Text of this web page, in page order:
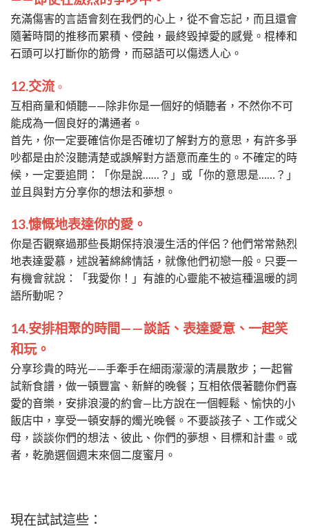
充滿傷害的言語會刻在我們的心上，從不會忘記，而且還會
隨著時間的推移而累積、侵蝕，最終毀掉愛的感覺。棍棒和
石頭可以打斷你的筋骨，而惡語可以傷透人心。
12.交流 。
互相商量和傾聽——除非你是一個好的傾聽者，不然你不可
能成為一個良好的溝通者。
首先，你一定要確信你是否確切了解對方的意思，有許多爭
吵都是由於沒聽清楚或誤解對方語意而產生的。不確定的時
候，一定要追問：「你是說……？」或「你的意思是……？」
並且與對方分享你的想法和夢想。
13.慷慨地表達你的愛。
你是否觀察過那些長期保持浪漫生活的伴侶？他們常常熱烈
地表達愛慕，述說著綿綿情話，就像他們初戀一般。只要一
有機會就說：「我愛你！」有誰的心靈能不被這種溫暖的詞
語所動呢？
14.安排相聚的時間——談話、表達愛意、一起笑
和玩。
分享珍貴的時光——手牽手在細雨濛濛的清晨散步；一起嘗
試新食譜，做一頓豐富、新鮮的晚餐；互相依偎著聽你們喜
愛的音樂，安排浪漫的約會—比方說在一個輕鬆、愉快的小
飯店中，享受一頓安靜的燭光晚餐。不要談孩子、工作或父
母，談談你們的想法、彼此、你們的夢想、目標和計畫。或
者，乾脆選個週末來個二度蜜月。
現在試試這些：